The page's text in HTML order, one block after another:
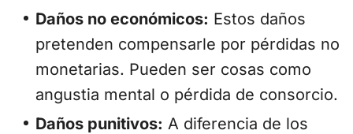
Daños no económicos: Estos daños
pretenden compensarle por pérdidas no
monetarias. Pueden ser cosas como
angustia mental o pérdida de consorcio.
Daños punitivos: A diferencia de los